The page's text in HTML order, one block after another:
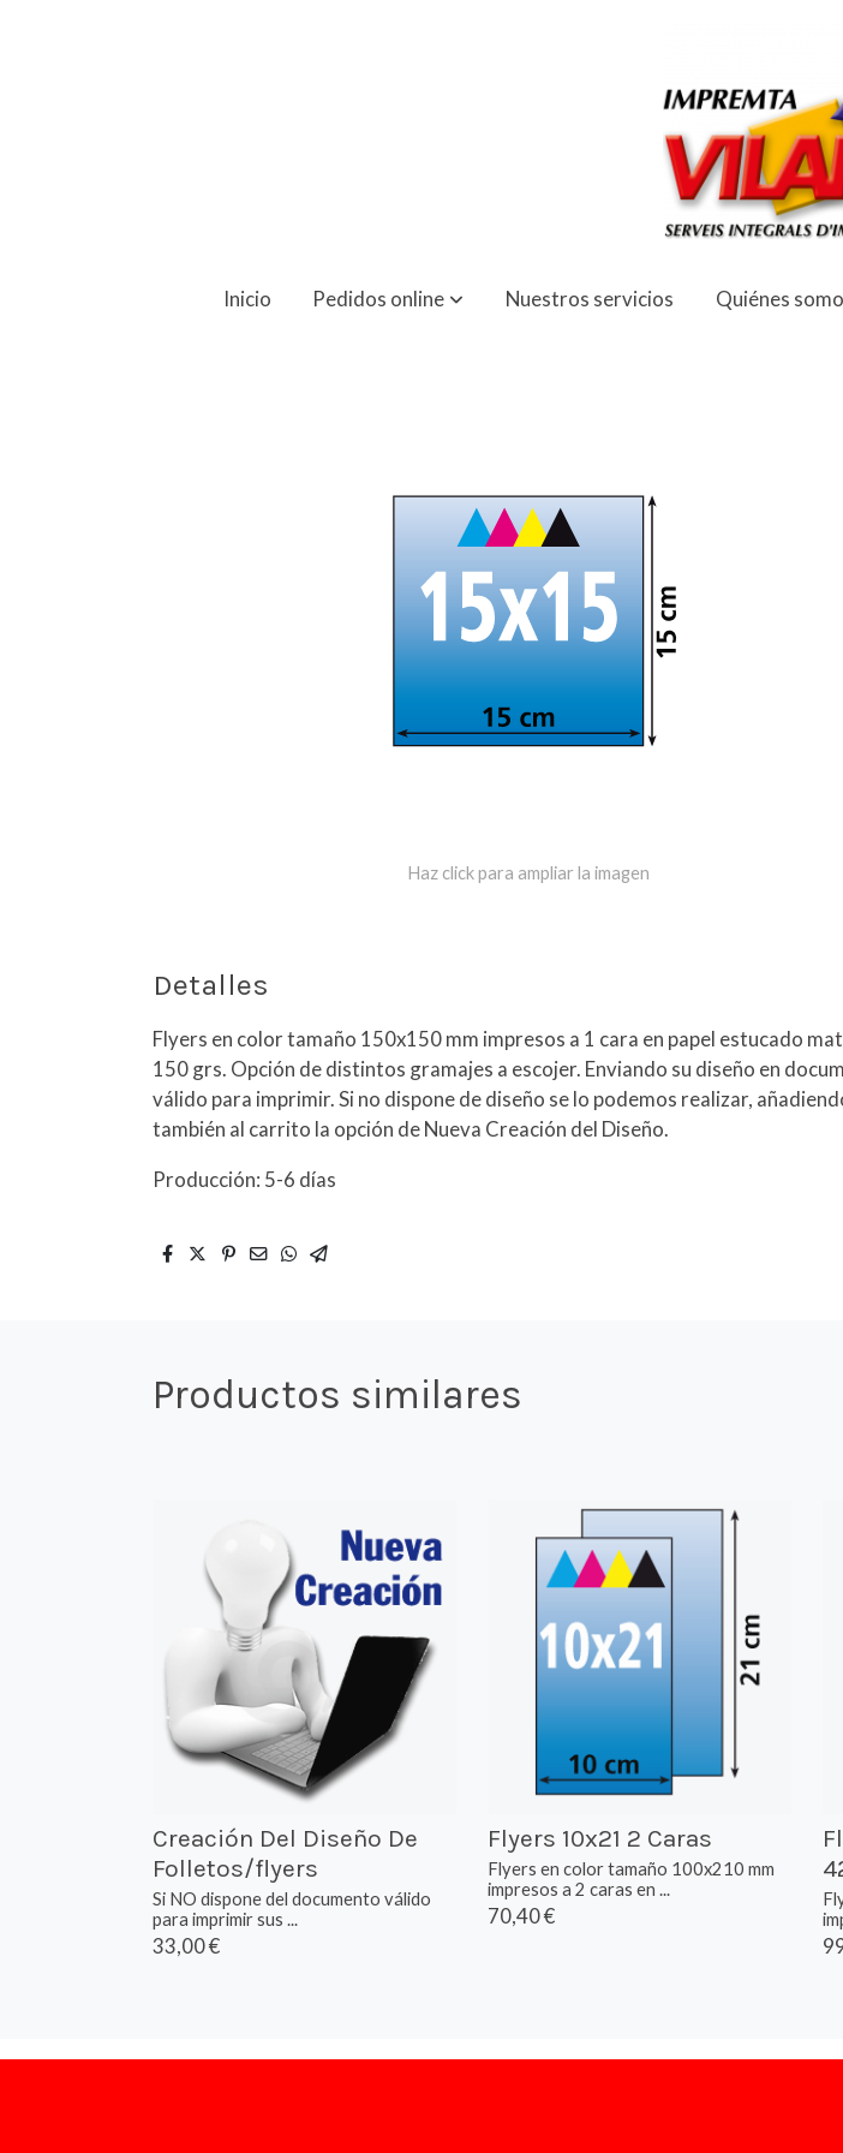
Inicio Pedidos online Nuestros servicios Quiénes
Haz click para ampliar la imagen
Detalles
Flyers en color tamaño 150x150 mm impresos a 1 cara en papel estucado
150 grs. Opción de distintos gramajes a escojer. Enviando su diseño en
válido para imprimir. Si no dispone de diseño se lo podemos realizar,
también al carrito la opción de Nueva Creación del Diseño.
Producción: 5-6 días
Productos similares
Creación Del Diseño De
Folletos/flyers
Si NO dispone del documento válido
para imprimir sus ...
33,00 €
Flyers 10x21 2 Caras
Flyers en color tamaño 100x210 mm
impresos a 2 caras en ...
70,40 €